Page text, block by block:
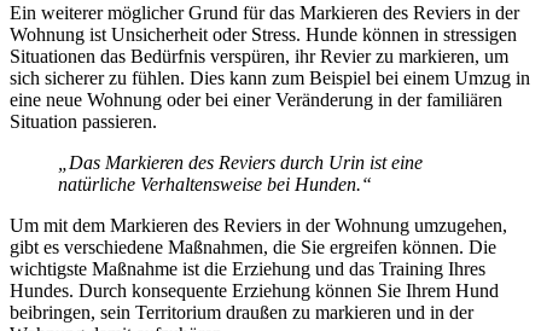
Ein weiterer möglicher Grund für das Markieren des Reviers in der
Wohnung ist Unsicherheit oder Stress. Hunde können in stressigen
Situationen das Bedürfnis verspüren, ihr Revier zu markieren, um
sich sicherer zu fühlen. Dies kann zum Beispiel bei einem Umzug in
eine neue Wohnung oder bei einer Veränderung in der familiären
Situation passieren.
„Das Markieren des Reviers durch Urin ist eine
natürliche Verhaltensweise bei Hunden.“
Um mit dem Markieren des Reviers in der Wohnung umzugehen,
gibt es verschiedene Maßnahmen, die Sie ergreifen können. Die
wichtigste Maßnahme ist die Erziehung und das Training Ihres
Hundes. Durch konsequente Erziehung können Sie Ihrem Hund
beibringen, sein Territorium draußen zu markieren und in der